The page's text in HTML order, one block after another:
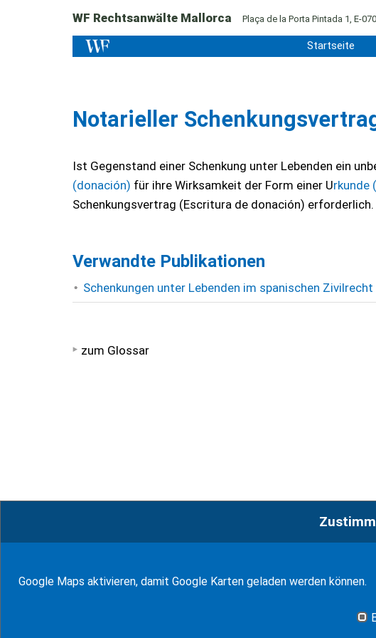
WF Rechtsanwälte Mallorca Plaça de la Porta Pintada 1, E-
Startseite
Notarieller
Ist Gegenstand einer Schenkung unter Lebenden ein
(donación) für ihre Wirksamkeit der Form einer Urkunde
Schenkungsvertrag (Escritura de donación) erforderlich.
Verwandte Publikationen
Schenkungen unter Lebenden im spanischen Zivilrecht
zum Glossar
Google Maps aktivieren, damit Google Karten geladen werden können.